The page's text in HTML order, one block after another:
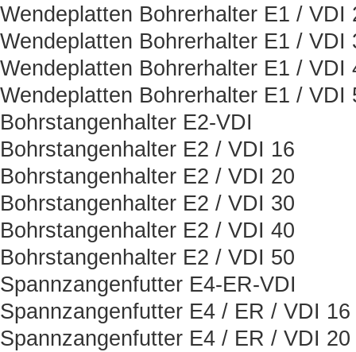
Wendeplatten Bohrerhalter E1 / VDI
Wendeplatten Bohrerhalter E1 / VDI
Wendeplatten Bohrerhalter E1 / VDI
Wendeplatten Bohrerhalter E1 / VDI
Bohrstangenhalter E2-VDI
Bohrstangenhalter E2 / VDI 16
Bohrstangenhalter E2 / VDI 20
Bohrstangenhalter E2 / VDI 30
Bohrstangenhalter E2 / VDI 40
Bohrstangenhalter E2 / VDI 50
Spannzangenfutter E4-ER-VDI
Spannzangenfutter E4 / ER / VDI 16
Spannzangenfutter E4 / ER / VDI 20